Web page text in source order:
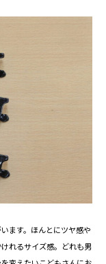
ます。ほんとにツヤ感や
れるサイズ感。どれも男